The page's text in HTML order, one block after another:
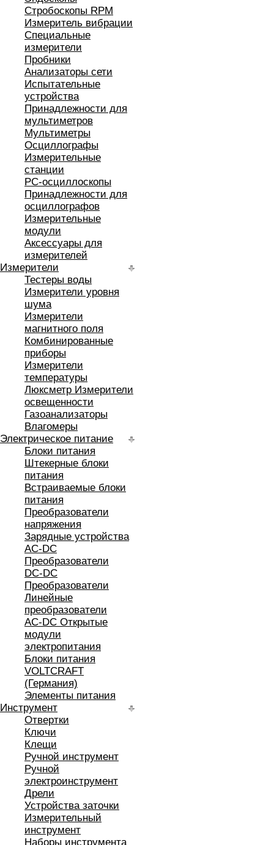
Стробоскопы RPM
Измеритель вибрации
Специальные
измерители
Пробники
Анализаторы сети
Испытательные
устройства
Принадлежности для
мультиметров
Мультиметры
Осциллографы
Измерительные
станции
РС-осциллоскопы
Принадлежности для
осциллографов
Измерительные
модули
Аксессуары для
измерителей
Измерители
Тестеры воды
Измерители уровня
шума
Измерители
магнитного поля
Комбинированные
приборы
Измерители
температуры
Люксметр Измерители
освещенности
Газоанализаторы
Влагомеры
Электрическое питание
Блоки питания
Штекерные блоки
питания
Встраиваемые блоки
питания
Преобразователи
напряжения
Зарядные устройства
AC-DC
Преобразователи
DC-DC
Преобразователи
Линейные
преобразователи
AC-DC Открытые
модули
электропитания
Блоки питания
VOLTCRAFT
(Германия)
Элементы питания
Инструмент
Отвертки
Ключи
Клещи
Ручной инструмент
Ручной
электроинструмент
Дрели
Устройства заточки
Измерительный
инструмент
Наборы инструмента